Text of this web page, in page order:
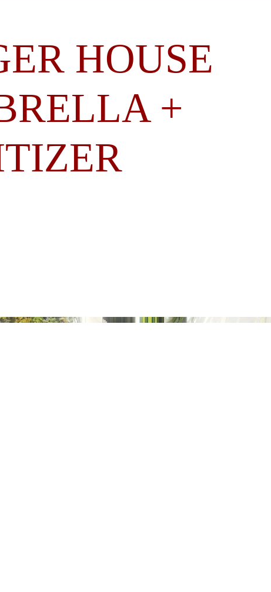
HOUSE
+